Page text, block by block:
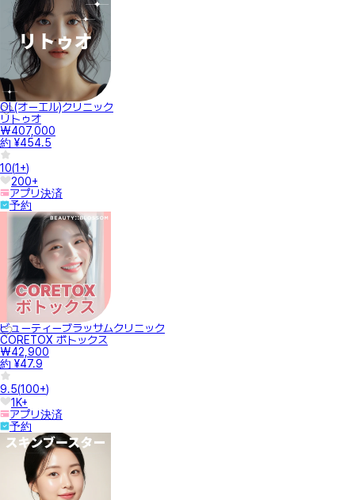
OL(オーエル)クリニック
リトゥオ
₩407,000
約 ¥454.5
10(1+)
200+
アプリ決済
予約
ビューティーブラッサムクリニック
CORETOX ボトックス
₩42,900
約 ¥47.9
9.5(100+)
1K+
アプリ決済
予約